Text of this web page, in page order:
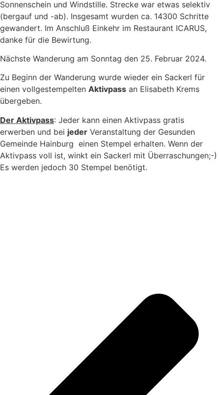
Sonnenschein und Windstille. Strecke war etwas selektiv
(bergauf und -ab). Insgesamt wurden ca. 14300 Schritte
gewandert. Im Anschluß Einkehr im Restaurant ICARUS,
danke für die Bewirtung.
Nächste Wanderung am Sonntag den 25. Februar 2024.
Zu Beginn der Wanderung wurde wieder ein Sackerl für
einen vollgestempelten Aktivpass an Elisabeth Krems
übergeben.
Der Aktivpass: Jeder kann einen Aktivpass gratis
erwerben und bei jeder Veranstaltung der Gesunden
Gemeinde Hainburg einen Stempel erhalten. Wenn der
Aktivpass voll ist, winkt ein Sackerl mit Überraschungen;-)
Es werden jedoch 30 Stempel benötigt.